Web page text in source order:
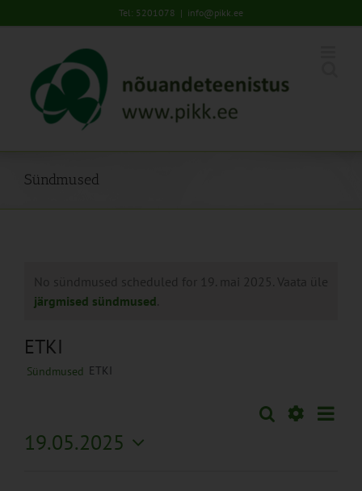
to
Tel: 5201078 | info@pikk.ee
Sündmused
No sündmused scheduled for 19. mai 2025. Vaata üle
järgmised sündmused
ETKI
Sündmused ETKI
Sündmused
Otsi Päev
19.05.2025